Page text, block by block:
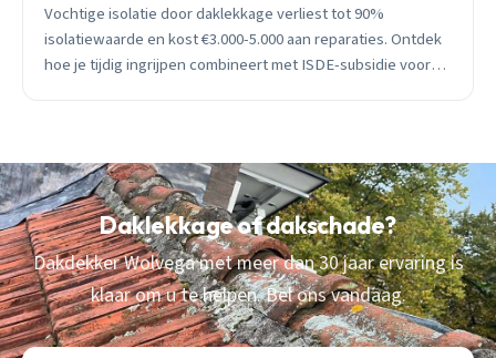
Vochtige isolatie door daklekkage verliest tot 90%
isolatiewaarde en kost €3.000-5.000 aan reparaties. Ontdek
hoe je tijdig ingrijpen combineert met ISDE-subsidie voor
Daklekkage of dakschade?
Dakdekker Wolvega met meer dan 30 jaar ervaring is
klaar om u te helpen. Bel ons vandaag.